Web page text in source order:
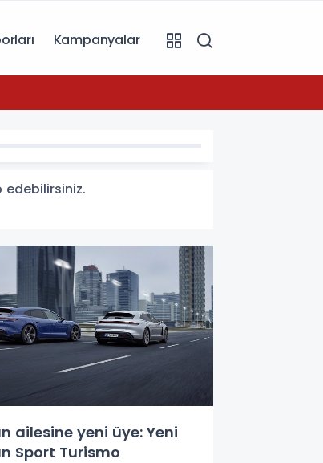
Kampanyalar
ailesine yeni üye: Yeni
Sport Turismo